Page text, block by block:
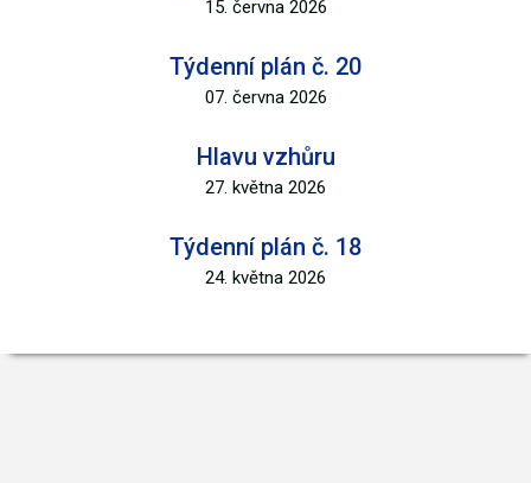
15. června 2026
Týdenní plán č. 20
07. června 2026
Hlavu vzhůru
27. května 2026
Týdenní plán č. 18
24. května 2026